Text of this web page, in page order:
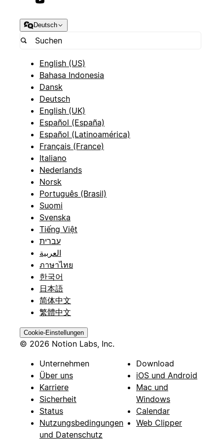
Deutsch
English (US)
Bahasa Indonesia
Dansk
Deutsch
English (UK)
Español (España)
Español (Latinoamérica)
Français (France)
Italiano
Nederlands
Norsk
Português (Brasil)
Suomi
Svenska
Tiếng Việt
עברית
العربية
ภาษาไทย
한국어
日本語
简体中文
繁體中文
Cookie-Einstellungen
© 2026 Notion Labs, Inc.
Unternehmen
Über uns
Karriere
Sicherheit
Status
Nutzungsbedingungen
und Datenschutz
Download
iOS und Android
Mac und
Windows
Calendar
Web Clipper